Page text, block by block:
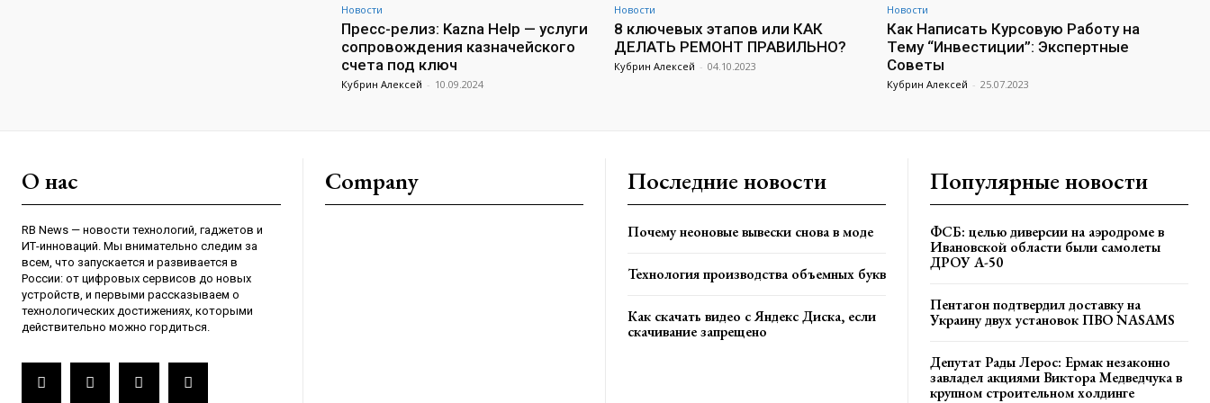
Новости
Пресс-релиз: Kazna Help — услуги
сопровождения казначейского
счета под ключ
Кубрин Алексей - 10.09.2024
Новости
8 ключевых этапов или КАК
ДЕЛАТЬ РЕМОНТ ПРАВИЛЬНО?
Кубрин Алексей - 04.10.2023
Новости
Как Написать Курсовую Работу на
Тему “Инвестиции”: Экспертные
Советы
Кубрин Алексей - 25.07.2023
О нас
RB News — новости технологий, гаджетов и
ИТ-инноваций. Мы внимательно следим за
всем, что запускается и развивается в
России: от цифровых сервисов до новых
устройств, и первыми рассказываем о
технологических достижениях, которыми
действительно можно гордиться.
Company Последние новости
Почему неоновые вывески снова в моде
Технология производства объемных букв
Как скачать видео с Яндекс Диска, если
скачивание запрещено
Популярные новости
ФСБ: целью диверсии на аэродроме в
Ивановской области были самолеты
ДРОУ А-50
Пентагон подтвердил доставку на
Украину двух установок ПВО NASAMS
Депутат Рады Лерос: Ермак незаконно
завладел акциями Виктора Медведчука в
крупном строительном холдинге